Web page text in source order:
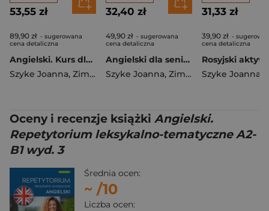
53,55 zł
89,90 zł - sugerowana
cena detaliczna
Angielski. Kurs dla seniorów. Poziom A1-A2 wyd. 2
Szyke Joanna, Zimnoch Katarzyna
32,40 zł
49,90 zł - sugerowana
cena detaliczna
Angielski dla seniorów wyd. 3
Szyke Joanna, Zimnoch Katarzyna
31,33 zł
39,90 zł -
cena detaliczna
Szyke Joanna
Oceny i recenzje książki Angielski.
Repetytorium leksykalno-tematyczne A2-
B1 wyd. 3
Średnia ocen:
~ /10
Liczba ocen: